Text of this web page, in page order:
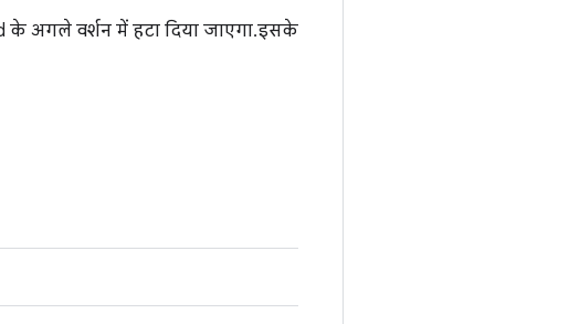
के अगले वर्शन में हटा दिया जाएगा. इसके